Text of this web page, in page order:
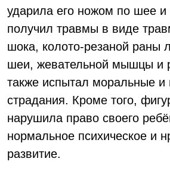
ударила его ножом по шее
получил травмы в виде
шока, колото-резаной раны
шеи, жевательной мышцы и
также испытал моральные и
страдания. Кроме того,
нарушила право своего
нормальное психическое и
развитие.